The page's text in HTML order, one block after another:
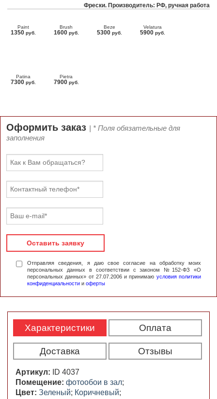
Фрески. Производитель: РФ, ручная работа
Paint
1350 руб.
Brush
1600 руб.
Beze
5300 руб.
Velatura
5900 руб.
Patina
7300 руб.
Pietra
7900 руб.
Оформить заказ | * Поля обязательные для
заполнения
Оставить заявку
Отправляя сведения, я даю свое согласие на обработку моих
персональных данных в соответствии с законом №152-ФЗ «О
персональных данных» от 27.07.2006 и принимаю условия политики
конфиденциальности и оферты
Характеристики Оплата
Доставка Отзывы
Артикул:
ID 4037
Помещение: фотообои в зал;
Цвет: Зеленый; Коричневый;